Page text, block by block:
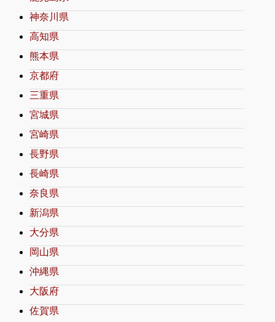
神奈川県
高知県
熊本県
京都府
三重県
宮城県
宮崎県
長野県
長崎県
奈良県
新潟県
大分県
岡山県
沖縄県
大阪府
佐賀県